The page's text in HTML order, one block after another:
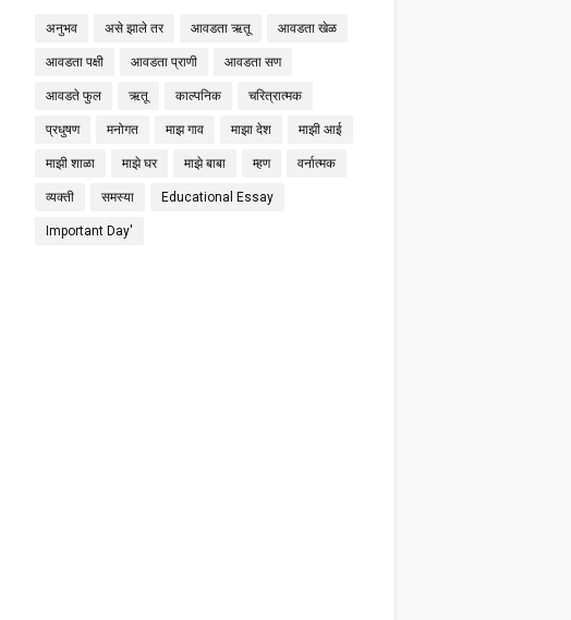
अनुभव असे झाले तर आवडता ऋतू आवडता खेळ
आवडता पक्षी आवडता प्राणी आवडता सण
आवडते फुल ऋतू काल्पनिक चरित्रात्मक
प्रधुषण मनोगत माझ गाव माझा देश माझी आई
माझी शाळा माझे घर माझे बाबा म्हण वर्नात्मक
व्यक्ती समस्या Educational Essay
Important Day'